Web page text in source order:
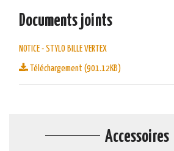
Documents joints
NOTICE - STYLO BILLE VERTEX
Téléchargement (901.12KB)
Accessoires